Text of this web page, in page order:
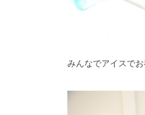
みんなでアイスで